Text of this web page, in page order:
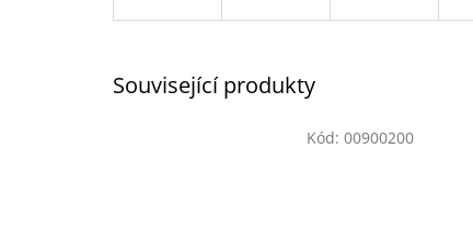
Související produkty
Kód: 00900200